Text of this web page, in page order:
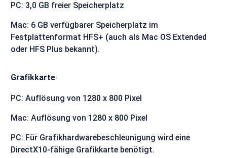
PC: 3,0 GB freier Speicherplatz
Mac: 6 GB verfügbarer Speicherplatz im
Festplattenformat HFS+ (auch als Mac OS Extended
oder HFS Plus bekannt).
Grafikkarte
PC: Auflösung von 1280 x 800 Pixel
Mac: Auflösung von 1280 x 800 Pixel
PC: Für Grafikhardwarebeschleunigung wird eine
DirectX10-fähige Grafikkarte benötigt.